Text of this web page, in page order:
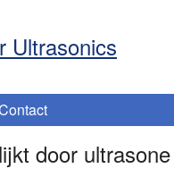
Ultrasonics
door